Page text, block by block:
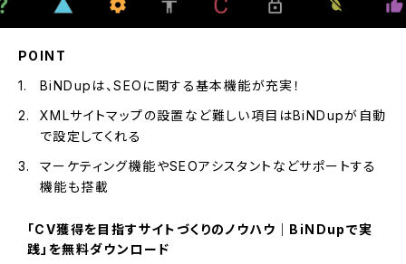
POINT
BiNDupは、SEOに関する基本機能が充実！
XMLサイトマップの設置など難しい項目はBiNDupが自動
で設定してくれる
マーケティング機能やSEOアシスタントなどサポートする
機能も搭載
「CV獲得を目指すサイトづくりのノウハウ｜BiNDupで実
践」を無料ダウンロード